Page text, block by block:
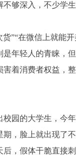
够深入，不少学
”“在微信上就能
年轻人的青睐，
着消费者权益，
的大学生，今
，脸上就出现了
，假体干脆直接